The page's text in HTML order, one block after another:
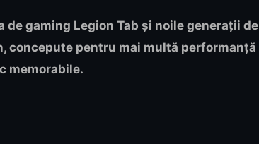
de gaming Legion Tab și noile generații de
concepute pentru mai multă performanță
memorabile.